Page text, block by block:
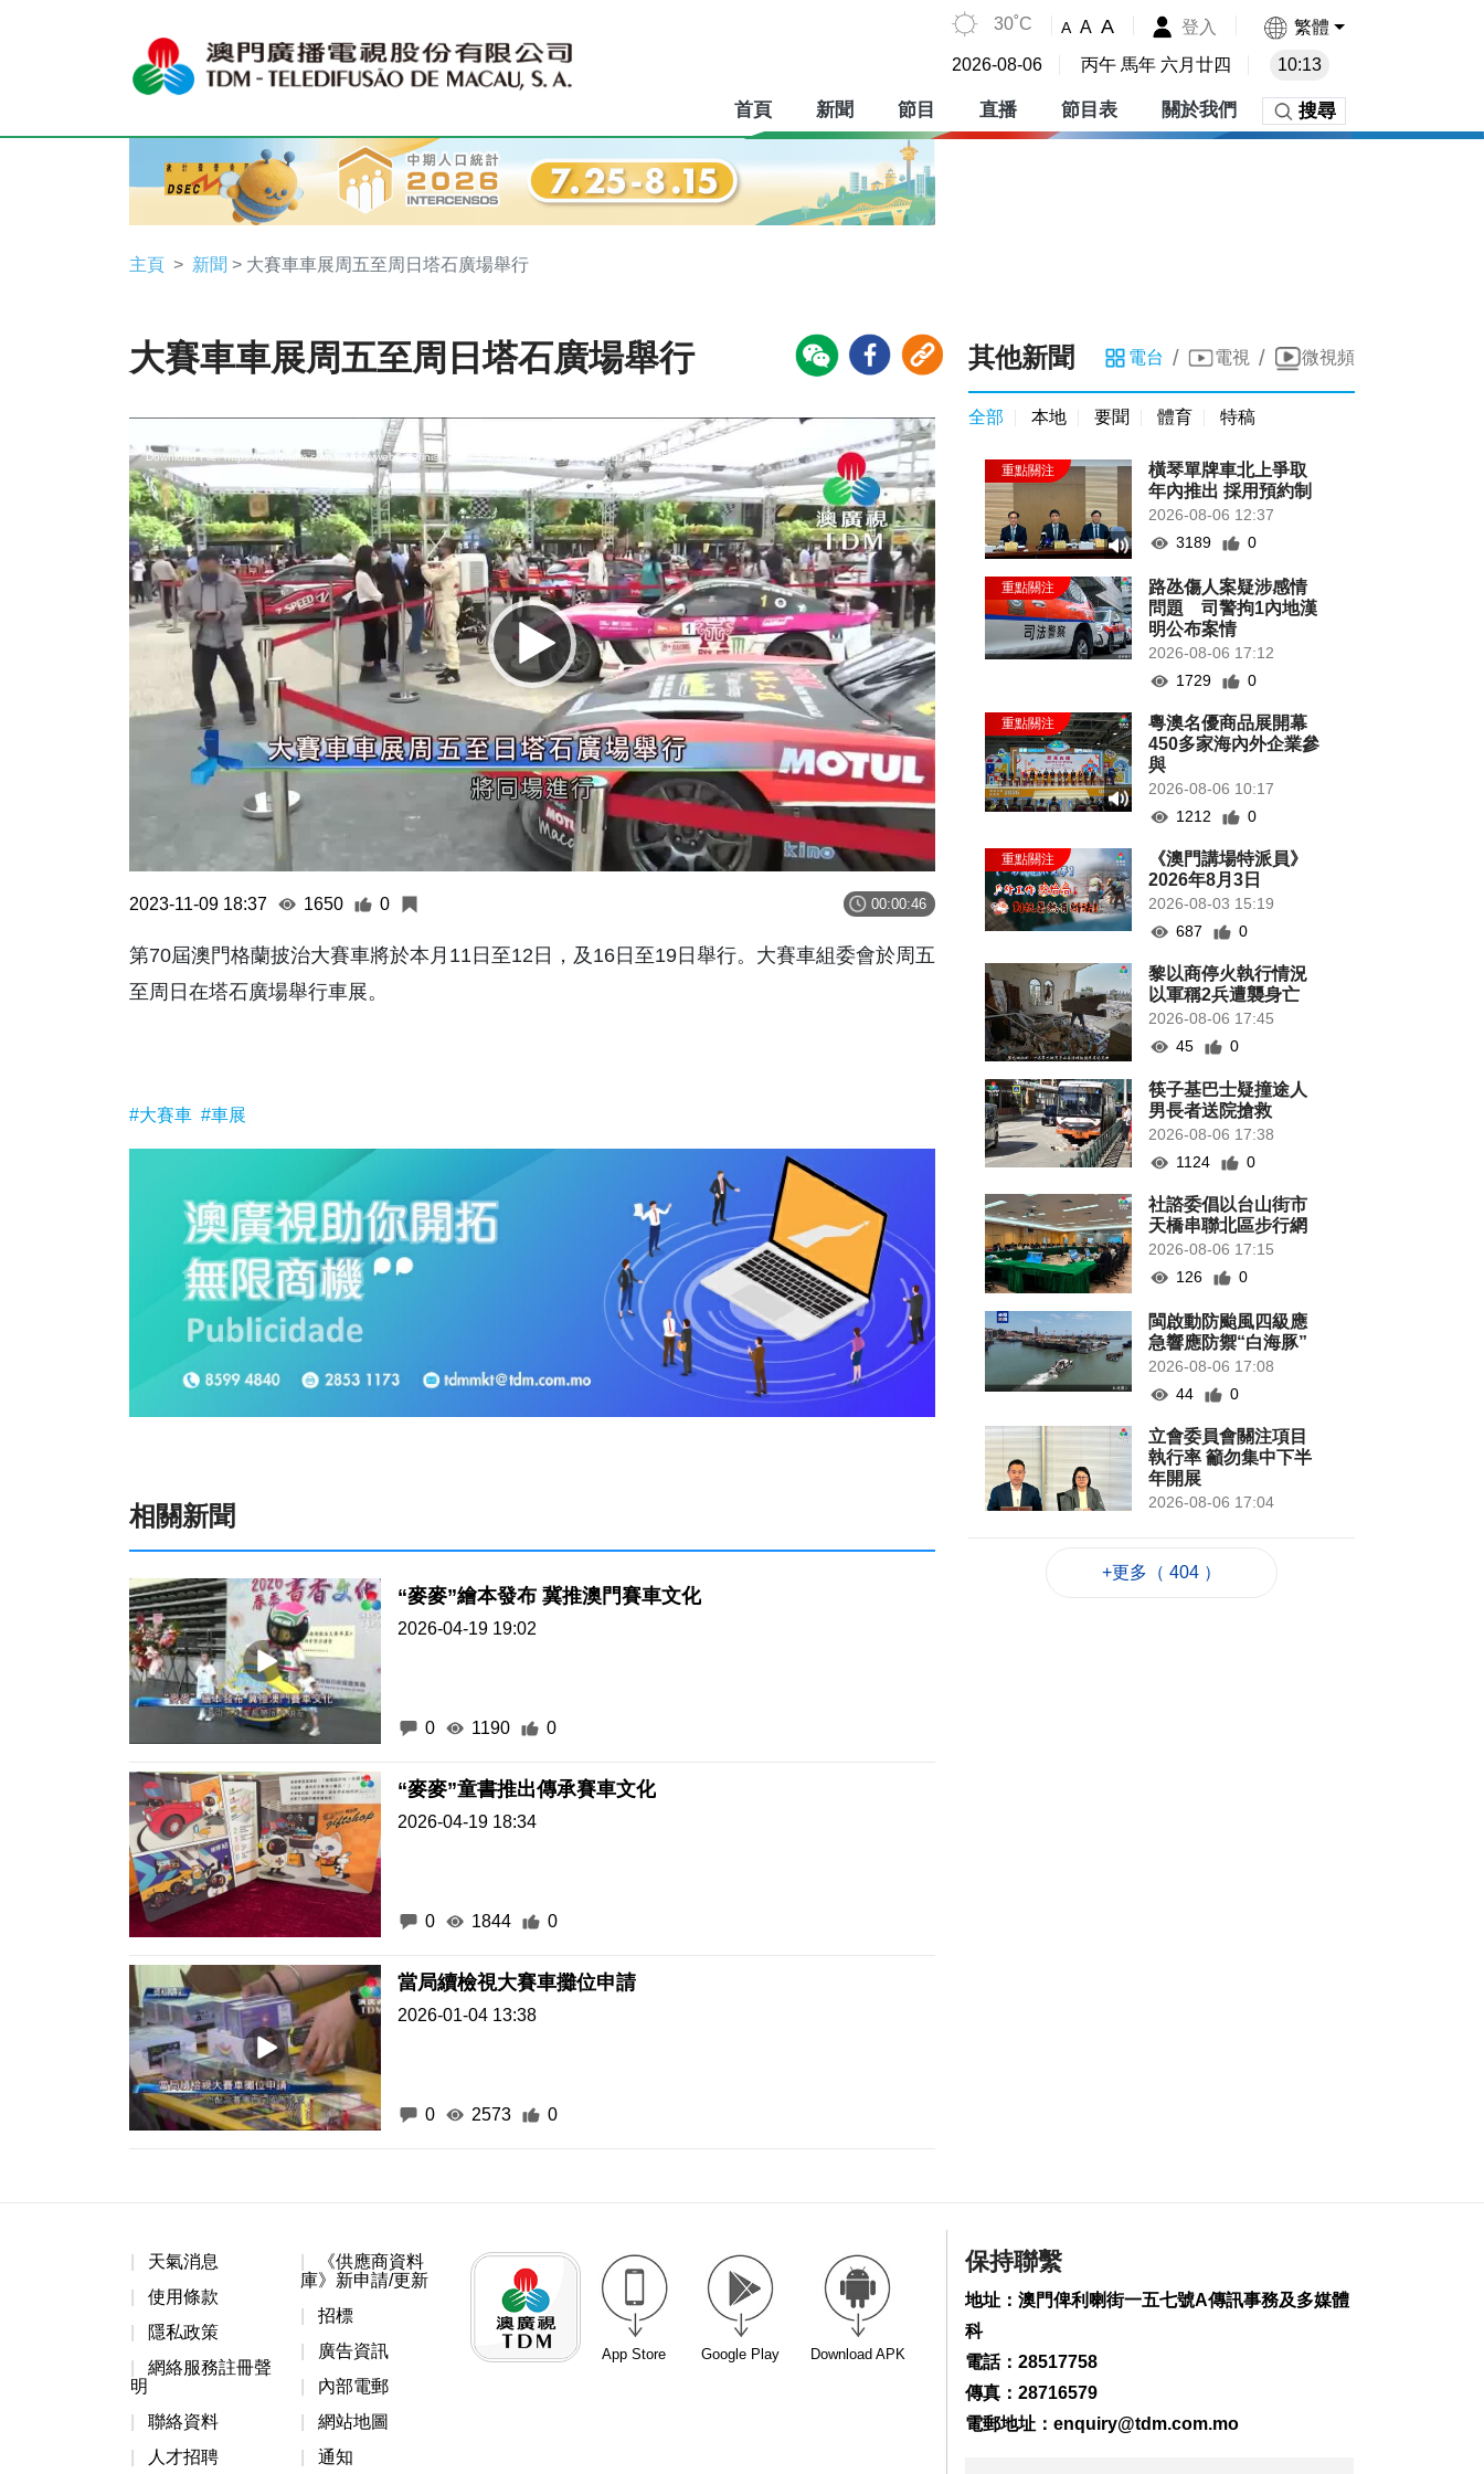
30˚C A A A 登入 繁體
2026-08-06 丙午 馬年 六月廿四 10:13
首頁 新聞 節目 直播 節目表 關於我們 搜尋
主頁 新聞 > 大賽車車展周五至周日塔石廣場舉行
大賽車車展周五至周日塔石廣場舉行
Player
Download File: https://vod5.tdm.com.mo/newweb/_definist_/mp4:wiz/730ab32513e78bf814b72bd54f5995fb.mp4/playelist.m3u8
2023-11-09 18:37 1650 0 00:00:46
第70屆澳門格蘭披治大賽車將於本月11日至12日，及16日至19日舉行。大賽車組委會於周五
至周日在塔石廣場舉行車展。
#大賽車 #車展
相關新聞
“麥麥”繪本發布 冀推澳門賽車文化
2026-04-19 19:02
0 1190 0
“麥麥”童書推出傳承賽車文化
2026-04-19 18:34
0 1844 0
當局續檢視大賽車攤位申請
2026-01-04 13:38
0 2573 0
其他新聞 電台 / 電視 / 微視頻
全部 本地 要聞 體育 特稿
橫琴單牌車北上爭取
年內推出 採用預約制
2026-08-06 12:37
3189
0
路氹傷人案疑涉感情
問題 司警拘1內地漢
明公布案情
2026-08-06 17:12
1729
0
粵澳名優商品展開幕
450多家海內外企業參
與
2026-08-06 10:17
1212
0
《澳門講場特派員》
2026年8月3日
2026-08-03 15:19
687
0
黎以商停火執行情況
以軍稱2兵遭襲身亡
2026-08-06 17:45
45
0
筷子基巴士疑撞途人
男長者送院搶救
2026-08-06 17:38
1124
0
社諮委倡以台山街市
天橋串聯北區步行網
2026-08-06 17:15
126
0
閩啟動防颱風四級應
急響應防禦“白海豚”
2026-08-06 17:08
44
0
立會委員會關注項目
執行率 籲勿集中下半
年開展
2026-08-06 17:04
內地漢代客賭博涉盜7
司警調查路氹娛樂場
外懷疑傷人案 適時公
論壇冀推動灣區銀髮
+更多（ 404 ）
天氣消息
使用條款
隱私政策
網絡服務註冊聲
明
聯絡資料
人才招聘
《供應商資料
庫》新申請/更新
招標
廣告資訊
內部電郵
網站地圖
通知
App Store Google Play Download APK
保持聯繫
地址：澳門俾利喇街一五七號A傳訊事務及多媒體
科
電話：28517758
傳真：28716579
電郵地址： enquiry@tdm.com.mo